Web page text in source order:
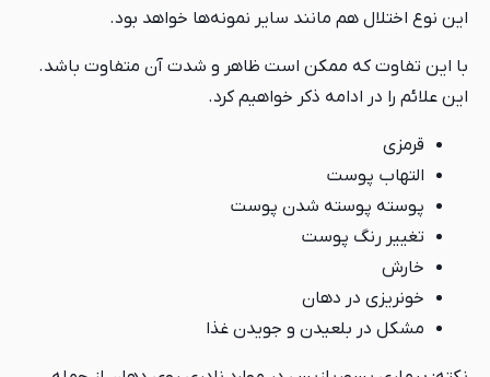
این نوع اختلال هم مانند سایر نمونه‌ها خواهد بود.
با این تفاوت که ممکن است ظاهر و شدت آن متفاوت باشد.
این علائم را در ادامه ذکر خواهیم کرد.
قرمزی
التهاب پوست
پوسته پوسته شدن پوست
تغییر رنگ پوست
خارش
خونریزی در دهان
مشکل در بلعیدن و جویدن غذا